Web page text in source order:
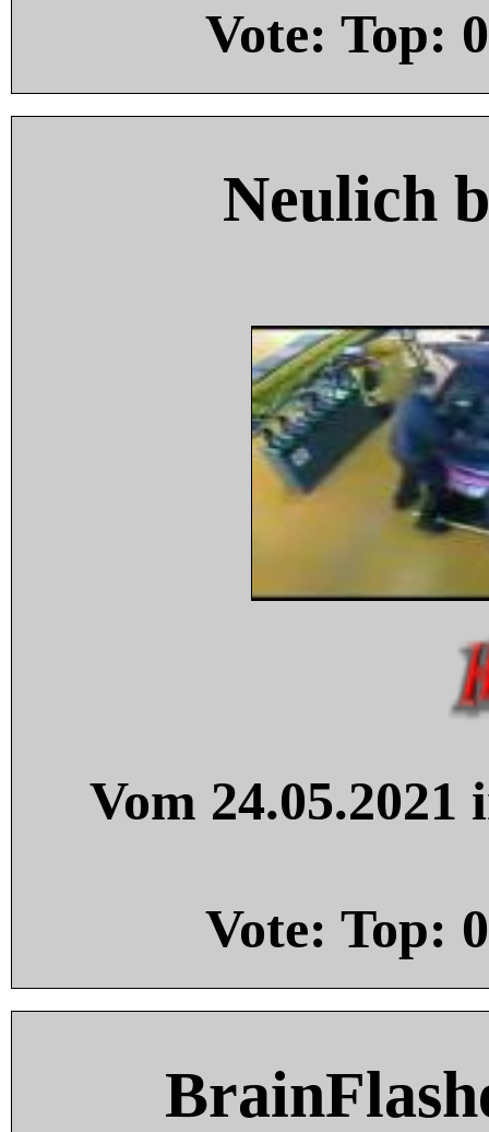
Vote: Top: 0
Neulich
Vom
Vote: Top: 0